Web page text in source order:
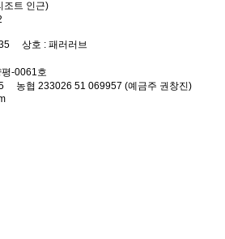
조트 인근)
상호 : 패러러브
-0061호
농협 233026 51 069957 (예금주 권창진)